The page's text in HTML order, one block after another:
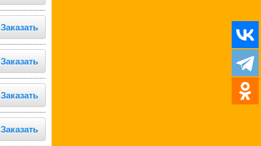
Заказать
Заказать
Заказать
Заказать